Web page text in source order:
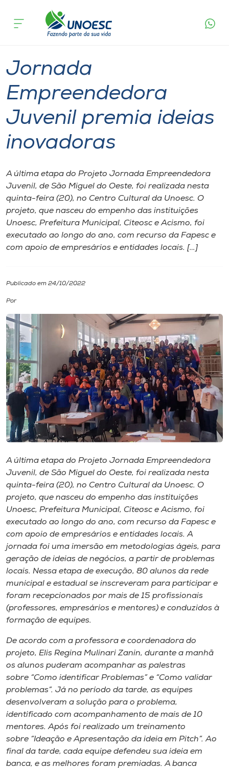
Cursos
Pesquisa
Atendimento ao Estudante
Portal de Ensino
A
Unoesc
Internacionalização
I.nova
Diplomados
Cultura
CPA
Biblioteca
Editora
Rádio
Museu
Unoesc
Store
Selecione
o idioma
A+
A-
acontece
Jornada
Empreendedora
Juvenil premia ideias
inovadoras
A última etapa do Projeto Jornada Empreendedora
Juvenil, de São Miguel do Oeste, foi realizada nesta
quinta-feira (20), no Centro Cultural da Unoesc. O
projeto, que nasceu do empenho das instituições
Unoesc, Prefeitura Municipal, Citeosc e Acismo, foi
executado ao longo do ano, com recurso da Fapesc e
com apoio de empresários e entidades locais. […]
Publicado em 24/10/2022
Por
A última etapa do Projeto Jornada Empreendedora
Juvenil, de São Miguel do Oeste, foi realizada nesta
quinta-feira (20), no Centro Cultural da Unoesc. O
projeto, que nasceu do empenho das instituições
Unoesc, Prefeitura Municipal, Citeosc e Acismo, foi
executado ao longo do ano, com recurso da Fapesc e
com apoio de empresários e entidades locais. A
jornada foi uma imersão em metodologias ágeis, para
geração de ideias de negócios, a partir de problemas
locais. Nessa etapa de execução, 80 alunos da rede
municipal e estadual se inscreveram para participar e
foram recepcionados por mais de 15 profissionais
(professores, empresários e mentores) e conduzidos à
formação de equipes.
De acordo com a professora e coordenadora do
projeto, Elis Regina Mulinari Zanin, durante a manhã
os alunos puderam acompanhar as palestras
sobre “Como identificar Problemas” e “Como validar
problemas”. Já no período da tarde, as equipes
desenvolveram a solução para o problema,
identificado com acompanhamento de mais de 10
mentores. Após foi realizado um treinamento
sobre “Ideação e Apresentação da ideia em Pitch”. Ao
final da tarde, cada equipe defendeu sua ideia em
banca, e as melhores foram premiadas. A banca